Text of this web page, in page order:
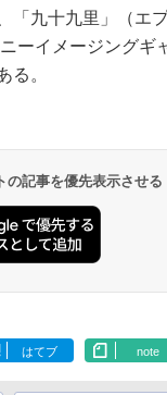
「九十九里」（エ
ーイメージングギ
る。
記事を優先表示させる
はてブ note